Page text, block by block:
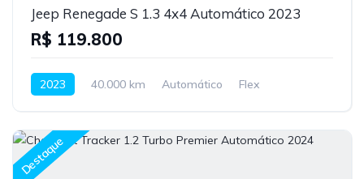
Jeep Renegade S 1.3 4x4 Automático 2023
R$ 119.800
2023 40.000 km Automático Flex
Destaque